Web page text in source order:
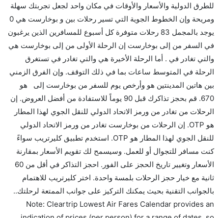
هل توفر شركات الطيران مساحة إضافية للنوم؟
كثير من خطوط طيران درجة رجال الأعمال توفر مساحة
إضافية للنوم.
هل يمكنني حمل طعامي الخاص؟
نعم، يمكنك حمل طعامك الخاص، و لكن يجب أن يكون معبئا
بشكل جيد.
هل سيقدم لي الكحول على متن رحلة من إلى بوخارست؟
لا تقدم شركة الطيران الكحول على متن رحلة داخلية. يتم
تقديم الكحول على متن الرحلات الدولية فقط.
ما متوسط أسعار رحلة الدرجة الاقتصادية من إلى
بوخارست؟
AED 0. يوفرون تذاكر في هذا النطاق من الأسعار.
هل اختيار إنجاز إجراءات السفر عبر الإنترنت متاح في رحلة
للطرق الدولية والأسعار والأوقات في مكان واحد لجعل تجربتك سهلة
ومريحة وإن الخطوط الجوية التي تسير رحلات بين و بوخارست هي 0
يوجد بالمجمل 83 رحلات متوفرة كل أسبوع للمسافرين الذين يرغبون
في السفر من إلى بوخارست إن الرحلة الأولى من إلى بوخارست هي
والتي تغادر في . أما الرحلة الأخيرة هي والتي تغادر في تستغرق
الرحلة في المتوسط ساعات بما في ذلك التوقف. وإن الفرق الزمني
بين هاتين المدينتين هو وأرخص يوم للسفر من بوخارست إلى هو
670. قم بحجز تذاكرك قبل 90 يوماً للاستفادة من أفضل العروض. إن
الرحلات من تغادر من ورمز الاتحاد الدولي للنقل الجوي لهذا المطار
هو OTP. إن الرحلات من بوخارست تغادر من ورمز الاتحاد الدولي
للنقل الجوي لهذا المطار هو OTP. استخدم تطبيق كليرتريب سواءً
كنت مسافر للتجوال أو للعمل. وسيسمح لك تقويم الأسعار بمقارنة
الأسعار وتغيير تاريخ الحجز على الفور. احجز التذاكر في أقل من 60
ثانية مع خيار حجز الرحلات بلمسة واحدة. اختر كليرتريب للاهتمام
بالجوانب التقنية بحيث يمكنك التركيز على جوانب الممتعة لرحلتك..
Note: Cleartrip Lowest Air Fares Calendar provides an